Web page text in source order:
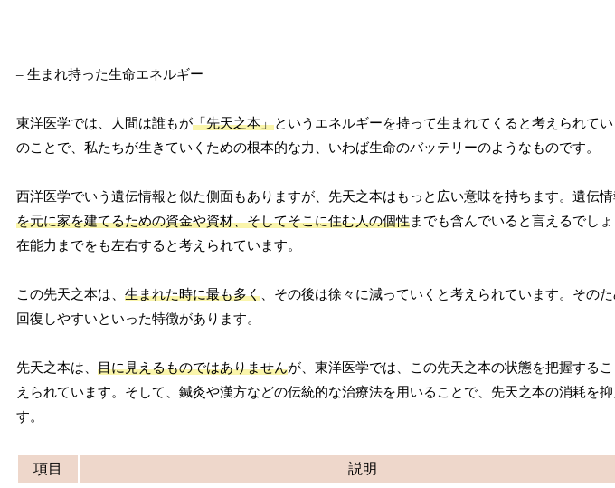
– 生まれ持った生命エネルギー
東洋医学では、人間は誰もが「先天之本」というエネルギーを持って生まれてくると考えられてい
のことで、私たちが生きていくための根本的な力、いわば生命のバッテリーのようなものです。
西洋医学でいう遺伝情報と似た側面もありますが、先天之本はもっと広い意味を持ちます。遺伝
を元に家を建てるための資金や資材、そしてそこに住む人の個性までも含んでいると言えるでし
在能力までをも左右すると考えられています。
この先天之本は、 生まれた時に最も多く 、その後は徐々に減っていくと考えられています。その
回復しやすいといった特徴があります。
先天之本は、 目に見えるものではありませんが、東洋医学では、この先天之本の状態を把握する
えられています。そして、鍼灸や漢方などの伝統的な治療法を用いることで、先天之本の消耗を
す。
項目
説明